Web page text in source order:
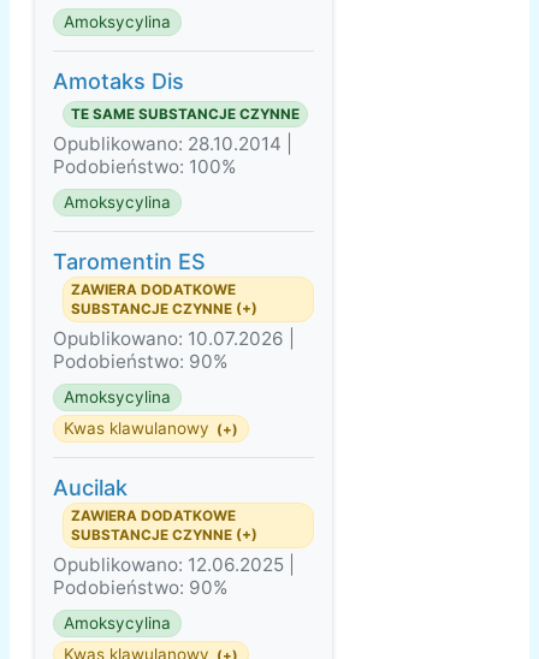
Amoksycylina
Amotaks Dis
TE SAME SUBSTANCJE CZYNNE
Opublikowano: 28.10.2014 |
Podobieństwo: 100%
Amoksycylina
Taromentin ES
ZAWIERA DODATKOWE
SUBSTANCJE CZYNNE (+)
Opublikowano: 10.07.2026 |
Podobieństwo: 90%
Amoksycylina
Kwas klawulanowy (+)
Aucilak
ZAWIERA DODATKOWE
SUBSTANCJE CZYNNE (+)
Opublikowano: 12.06.2025 |
Podobieństwo: 90%
Amoksycylina
Kwas klawulanowy